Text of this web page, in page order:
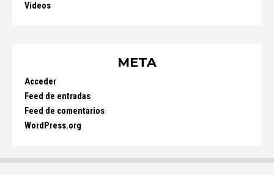
Videos
META
Acceder
Feed de entradas
Feed de comentarios
WordPress.org